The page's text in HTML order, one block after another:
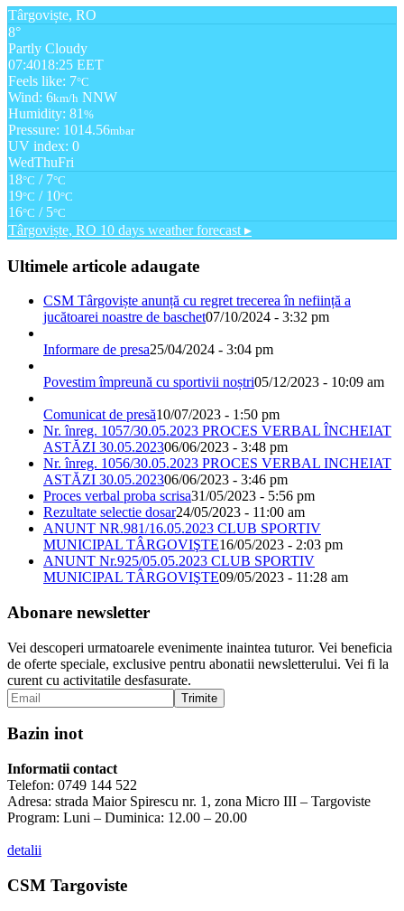
Târgoviște, RO
8°
Partly Cloudy
07:4018:25 EET
Feels like: 7°C
Wind: 6km/h NNW
Humidity: 81 %
Pressure: 1014.56mbar
UV index: 0
WedThuFri
18°C / 7°C
19°C / 10°C
16°C / 5°C
Târgoviște, RO 10 days weather forecast ▸
Ultimele articole adaugate
CSM Târgoviște anunță cu regret trecerea în neființă a
jucătoarei noastre de baschet07/10/2024 - 3:32 pm
Informare de presa25/04/2024 - 3:04 pm
Povestim împreună cu sportivii noștri05/12/2023 - 10:09 am
Comunicat de presă10/07/2023 - 1:50 pm
Nr. înreg. 1057/30.05.2023 PROCES VERBAL ÎNCHEIAT
ASTĂZI 30.05.202306/06/2023 - 3:48 pm
Nr. înreg. 1056/30.05.2023 PROCES VERBAL INCHEIAT
ASTĂZI 30.05.202306/06/2023 - 3:46 pm
Proces verbal proba scrisa31/05/2023 - 5:56 pm
Rezultate selectie dosar24/05/2023 - 11:00 am
ANUNT NR.981/16.05.2023 CLUB SPORTIV
MUNICIPAL TÂRGOVIŞTE16/05/2023 - 2:03 pm
ANUNT Nr.925/05.05.2023 CLUB SPORTIV
MUNICIPAL TÂRGOVIŞTE09/05/2023 - 11:28 am
Abonare newsletter
Vei descoperi urmatoarele evenimente inaintea tuturor. Vei beneficia
de oferte speciale, exclusive pentru abonatii newsletterului. Vei fi la
curent cu activitatile desfasurate.
Bazin inot
Informatii contact
Telefon: 0749 144 522
Adresa: strada Maior Spirescu nr. 1, zona Micro III – Targoviste
Program: Luni – Duminica: 12.00 – 20.00
detalii
CSM Targoviste